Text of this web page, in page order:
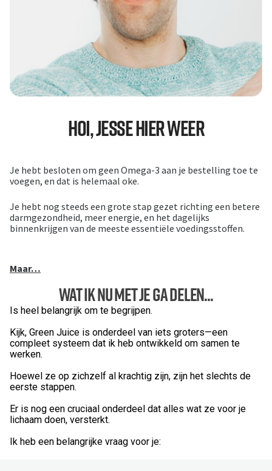
Hoi, Jesse hier weer
Je hebt besloten om geen Omega-3 aan je bestelling toe te
voegen, en dat is helemaal oke.
Je hebt nog steeds een grote stap gezet richting een betere
darmgezondheid, meer energie, en het dagelijks
binnenkrijgen van de meeste essentiële voedingsstoffen.
Maar…
Wat Ik Nu Met Je Ga Delen...
Is heel belangrijk om te begrijpen.
Kijk, Green Juice is onderdeel van iets groters—een
compleet systeem dat ik heb ontwikkeld om samen te
werken.
Hoewel ze op zichzelf al krachtig zijn, zijn het slechts de
eerste stappen.
Er is nog een cruciaal onderdeel dat alles wat ze voor je
lichaam doen, versterkt.
Ik heb een belangrijke vraag voor je: